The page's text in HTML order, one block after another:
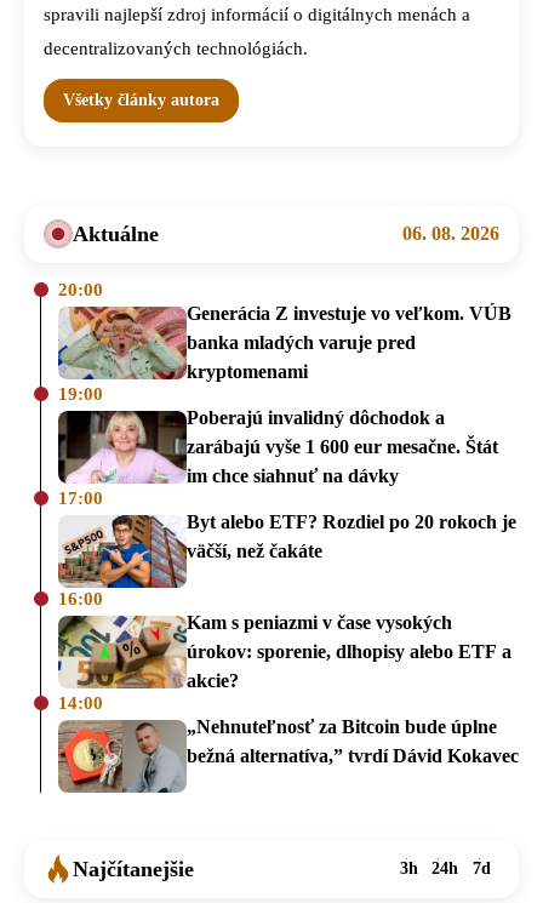
spravili najlepší zdroj informácií o digitálnych menách a
decentralizovaných technológiách.
Všetky články autora
Aktuálne 06. 08. 2026
20:00
Generácia Z investuje vo veľkom. VÚB
banka mladých varuje pred
kryptomenami
19:00
Poberajú invalidný dôchodok a
zarábajú vyše 1 600 eur mesačne. Štát
im chce siahnuť na dávky
17:00
Byt alebo ETF? Rozdiel po 20 rokoch je
väčší, než čakáte
16:00
Kam s peniazmi v čase vysokých
úrokov: sporenie, dlhopisy alebo ETF a
akcie?
14:00
„Nehnuteľnosť za Bitcoin bude úplne
bežná alternatíva,” tvrdí Dávid Kokavec
Najčítanejšie 3h 24h 7d